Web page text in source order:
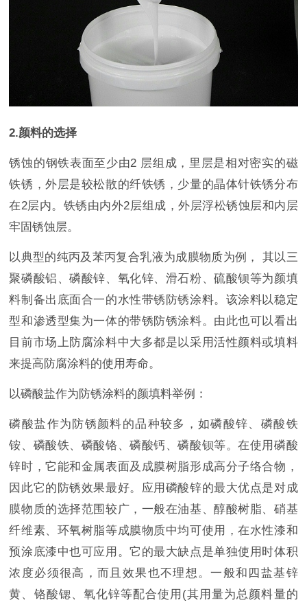
2.颜料的选择
锈蚀的钢铁表面至少由2 层组成，里层是相对密实的磁
铁锈，外层是较松散的纤铁锈，少量的晶体针铁锈分布
在2层内。铁锈由内外2层组成，外层浮松锈蚀层和内层
牢固锈蚀层。
以典型的纯丙及苯丙复合乳液为成膜物质为例， 其以三
聚磷酸铝、磷酸锌、氧化锌、滑石粉、硫酸钡等为颜填
料制备出底面合一的水性带锈防锈涂料。该涂料以稳定
型和渗透型集为一体的带锈防锈涂料。由此也可以看出
目前市场上防腐涂料中大多都是以采用活性颜料或填料
来提高防腐涂料的使用寿命。
以磷酸盐作为防锈涂料的颜填料举例：
磷酸盐作为防锈颜料的品种较多，如磷酸锌、磷酸铁
铵、磷酸铁、磷酸铬、磷酸钙、磷酸钡等。在使用磷酸
锌时，它能和金属表面及成膜树脂形成高分子络合物，
因此它的防锈效果最好。应用磷酸锌的最大优点是对成
膜物质的选择范围较广，一般在油基、醇酸树脂、硝基
纤维素、环氧树脂等成膜物质中均可使用，在水性漆和
预涂底漆中也可应用。它的最大缺点是单独使用时体积
浓度必须很高，而且效果也不理想。一般和四盐基锌
黄、铬酸锶、氧化锌等配合使用(其用量为总颜料量的